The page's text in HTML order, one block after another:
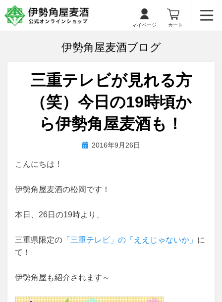
マイページ カート
伊勢角屋麦酒ブログ
三重テレビが見れる方
（笑）今日の19時頃か
ら伊勢角屋麦酒も！
投稿者biyagura.by
投 2016年9月26日
こんにちは！
伊勢角屋麦酒の松岡です！
本日、26日の19時より、
三重県限定の 「三重テレビ」の「ええじゃないか」 に
て！
伊勢角屋も紹介されます～